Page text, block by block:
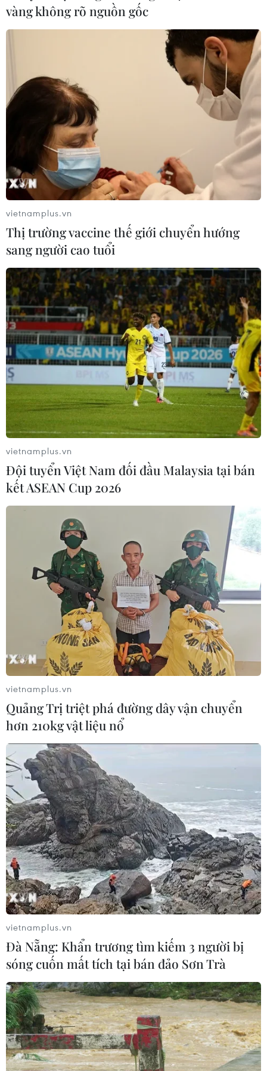
vàng không rõ nguồn gốc
vietnamplus.vn
Thị trường vaccine thế giới chuyển hướng
sang người cao tuổi
vietnamplus.vn
Đội tuyển Việt Nam đối đầu Malaysia tại bán
kết ASEAN Cup 2026
vietnamplus.vn
Quảng Trị triệt phá đường dây vận chuyển
hơn 210kg vật liệu nổ
vietnamplus.vn
Đà Nẵng: Khẩn trương tìm kiếm 3 người bị
sóng cuốn mất tích tại bán đảo Sơn Trà